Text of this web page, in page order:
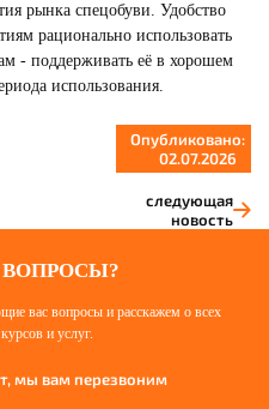
рынка спецобуви. Удобство
рационально использовать
- поддерживать её в хорошем
использования.
Опубликовано:
02.07.2026
следующая
новость
вас вопросы и расскажем о всех
и услуг.
мы вам перезвоним